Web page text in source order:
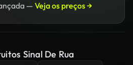
— Veja os preços →
Sinal De Rua